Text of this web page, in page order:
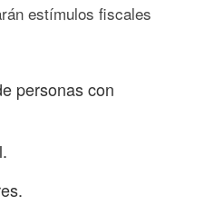
estímulos fiscales
personas con